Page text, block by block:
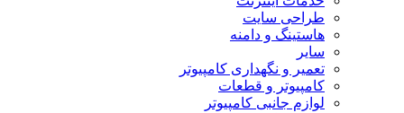
طراحی سایت
هاستینگ و دامنه
سایر
تعمیر و نگهداری کامپیوتر
کامپیوتر و قطعات
لوازم جانبی کامپیوتر